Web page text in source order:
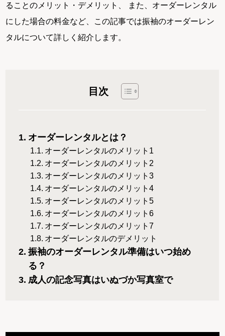
ることのメリット・デメリット、 また、オーダーレンタル
にした場合の料金など、この記事では振袖のオーダーレン
タルについて詳しく紹介します。
目次
オーダーレンタルとは？
オーダーレンタルのメリット1
オーダーレンタルのメリット2
オーダーレンタルのメリット3
オーダーレンタルのメリット4
オーダーレンタルのメリット5
オーダーレンタルのメリット6
オーダーレンタルのメリット7
オーダーレンタルのデメリット
振袖のオーダーレンタル準備はいつ始め
る？
成人の記念写真はいぬづか写真室で